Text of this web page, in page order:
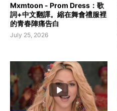
Mxmtoon - Prom Dress：歌
詞+中文翻譯。縮在舞會禮服裡
的青春陣痛告白
July 25, 2026